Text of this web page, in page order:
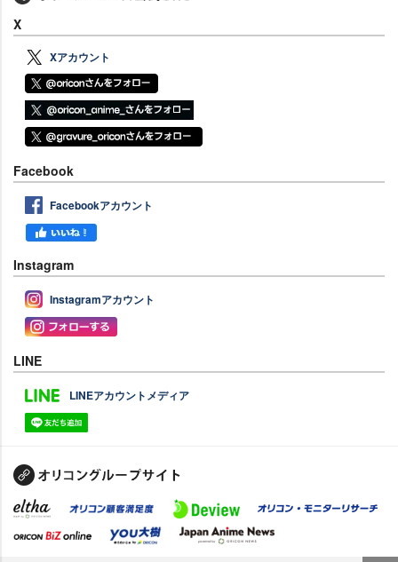
X
Xアカウント
Facebook
Facebookアカウント
Instagram
Instagramアカウント
LINE
LINEアカウントメディア